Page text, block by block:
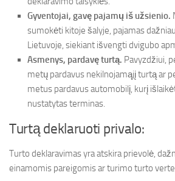
Gyventojai, gavę pajamų iš užsienio.
sumokėti kitoje šalyje, pajamas
Lietuvoje, siekiant išvengti dvigubo
Asmenys, pardavę turtą. Pavyzdžiui,
metų pardavus nekilnojamąjį turtą ar
metus pardavus automobilį, kurį
nustatytas terminas.
Turtą deklaruoti privalo:
Turto deklaravimas yra atskira prievolė,
einamomis pareigomis ar turimo turto